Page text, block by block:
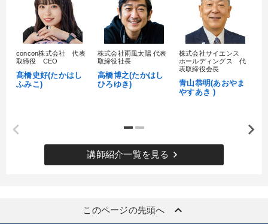
目的別
組織を強化したい 社長の姿勢を学びたい
販売力を強化したい リーダーの魅力向上
concon株式会社 代表
取締役 CEO
髙橋史好(たかはし
ふみこ)
株式会社雨風太陽 代表
取締役社長
高橋博之(たかはし
ひろゆき)
株式会社サイエンス
ホールディングス 代
表取締役会長
青山恭明(あおやま
やすあき )
講師紹介一覧を見る keyboard_arrow_right
このページの先頭へ keyboard_arrow_up